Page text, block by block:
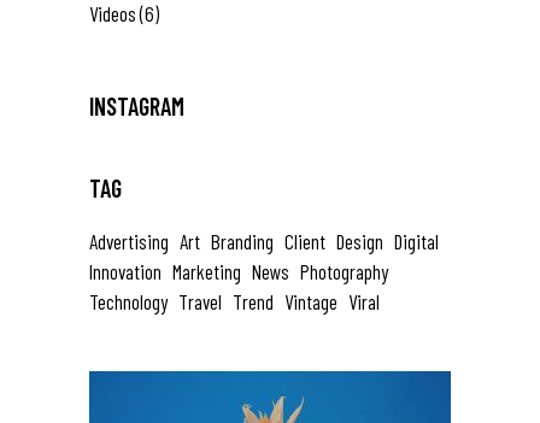
Videos(6)
INSTAGRAM
TAG
Advertising Art Branding Client Design Digital
Innovation Marketing News Photography
Technology Travel Trend Vintage Viral